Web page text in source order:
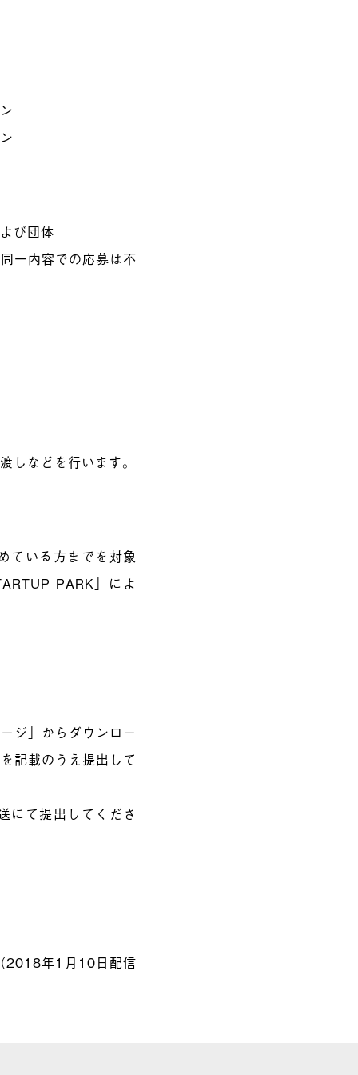
び団体
一内容での応募は不
しなどを行います。
ている方までを対象
PARK」によ
ジ」からダウンロー
記載のうえ提出して
にて提出してくださ
2018年1月10日配信